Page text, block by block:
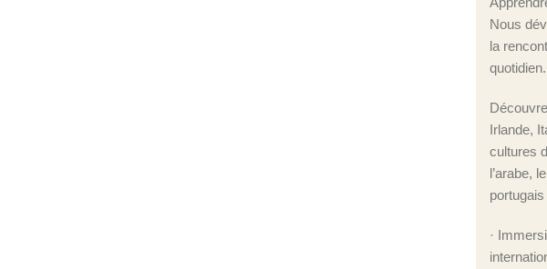
Nous
la
quotidien.
Irlande,
cultures
l’arabe,
portugais
·